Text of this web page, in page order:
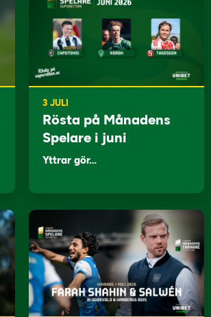
3 JULI
Rösta på Månadens
Spelare i juni
Yttrar gör…